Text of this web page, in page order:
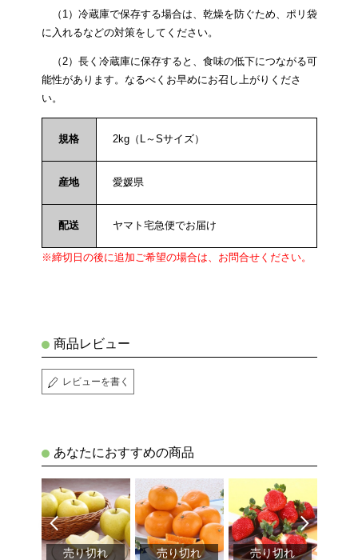
（1）冷蔵庫で保存する場合は、乾燥を防ぐため、ポリ袋
に入れるなどの対策をしてください。
（2）長く冷蔵庫に保存すると、食味の低下につながる可
能性があります。なるべくお早めにお召し上がりくださ
い。
規格 2kg（L～Sサイズ）
産地 愛媛県
配送 ヤマト宅急便でお届け
※締切日の後に追加ご希望の場合は、お問合せください。
商品レビュー
レビューを書く
あなたにおすすめの商品
売り切れ 売り切れ 売り切れ